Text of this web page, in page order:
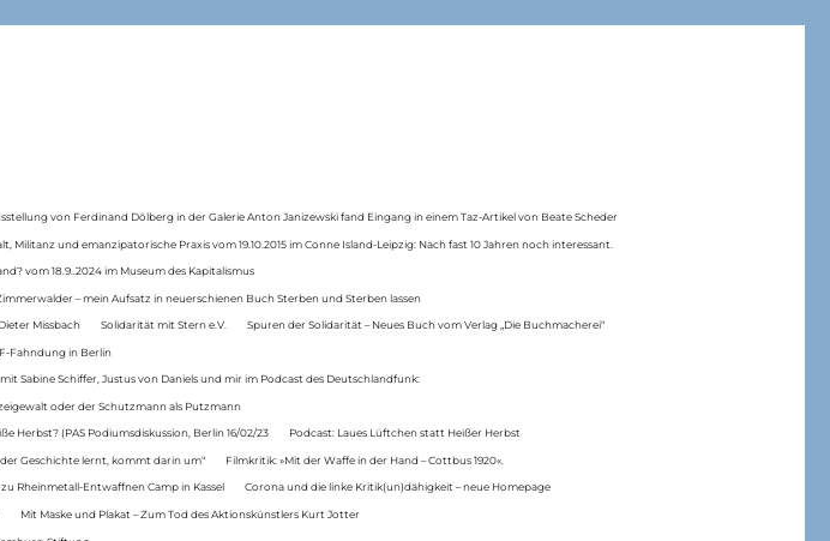
von Ferdinand Dölberg in der Galerie Anton Janizewski fand Eingang in einem Taz-Artikel von Beate Scheder
Militanz und emanzipatorische Praxis vom 19.10.2015 im Conne Island-Leipzig: Nach fast 10 Jahren noch interessant.
vom 18.9..2024 im Museum des Kapitalismus
– mein Aufsatz in neuerschienen Buch Sterben und Sterben lassen
Missbach Solidarität mit Stern e.V. Spuren der Solidarität – Neues Buch vom Verlag „Die Buchmacherei“
Fahndung in Berlin
Sabine Schiffer, Justus von Daniels und mir im Podcast des Deutschlandfunk:
oder der Schutzmann als Putzmann
Herbst? (PAS Podiumsdiskussion, Berlin 16/02/23 Podcast: Laues Lüftchen statt Heißer Herbst
der Geschichte lernt, kommt darin um“ Filmkritik: »Mit der Waffe in der Hand – Cottbus 1920«.
Rheinmetall-Entwaffnen Camp in Kassel Corona und die linke Kritik(un)dähigkeit – neue Homepage
Mit Maske und Plakat – Zum Tod des Aktionskünstlers Kurt Jotter